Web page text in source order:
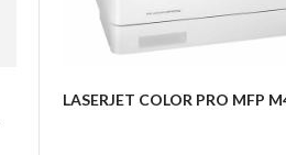
LASERJET COLOR PRO MFP